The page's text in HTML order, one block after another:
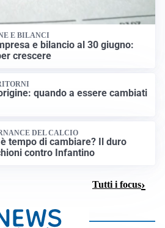
E BILANCI
e bilancio al 30 giugno:
crescere
quando a essere cambiati
DEL CALCIO
tempo di cambiare? Il duro
contro Infantino
Tutti i focus